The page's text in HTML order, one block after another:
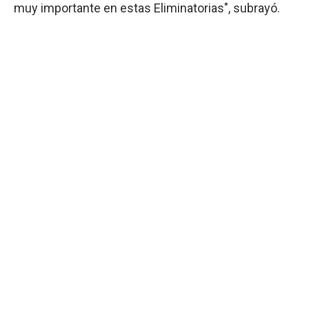
muy importante en estas Eliminatorias", subrayó.